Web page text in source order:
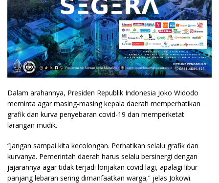
Dalam arahannya, Presiden Republik Indonesia Joko Widodo
meminta agar masing-masing kepala daerah memperhatikan
grafik dan kurva penyebaran covid-19 dan memperketat
larangan mudik.
“Jangan sampai kita kecolongan. Perhatikan selalu grafik dan
kurvanya. Pemerintah daerah harus selalu bersinergi dengan
jajarannya agar tidak terjadi lonjakan covid lagi, apalagi libur
panjang lebaran sering dimanfaatkan warga,” jelas Jokowi.